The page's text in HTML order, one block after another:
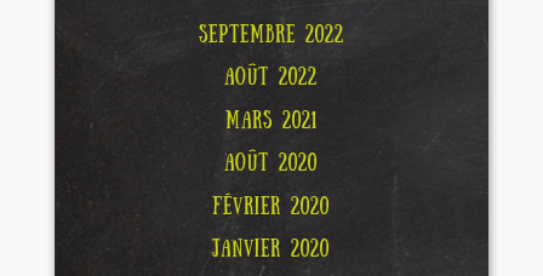
SEPTEMBRE 2022
AOÛT 2022
MARS 2021
AOÛT 2020
FÉVRIER 2020
JANVIER 2020